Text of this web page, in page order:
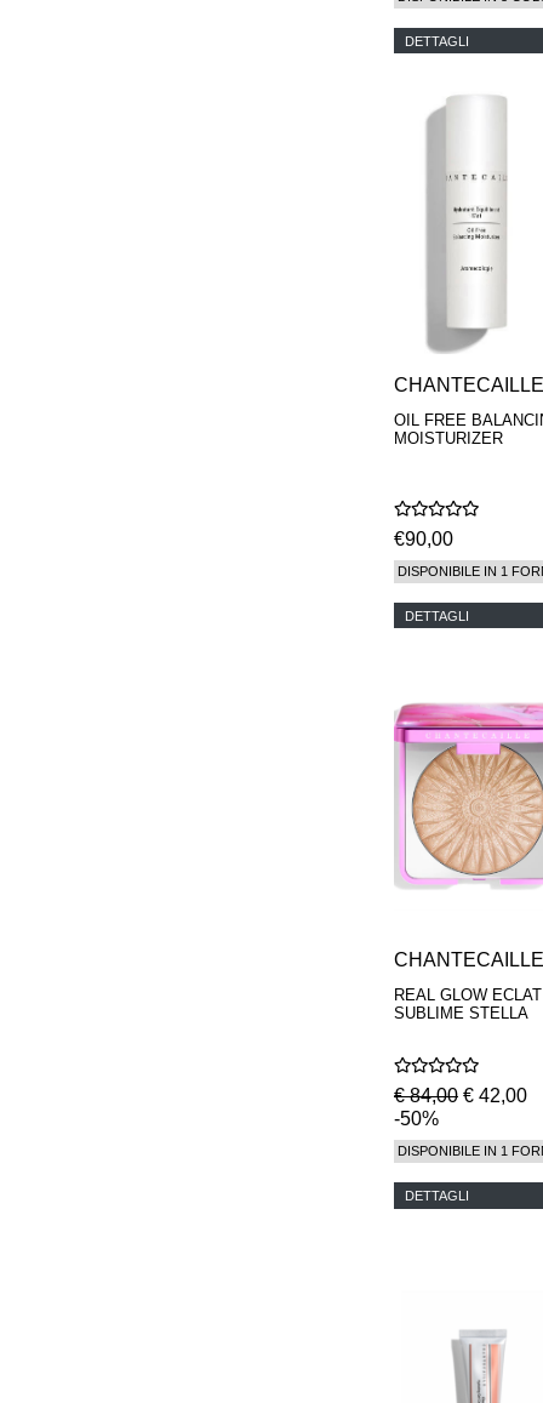
DETTAGLI
CHANTECAILLE
OIL FREE
MOISTURIZER
€90,00
DISPONIBILE IN 1
DETTAGLI
CHANTECAILLE
REAL GLOW ECLAT
SUBLIME STELLA
€ 84,00 € 42,00
-50%
DISPONIBILE IN 1
DETTAGLI